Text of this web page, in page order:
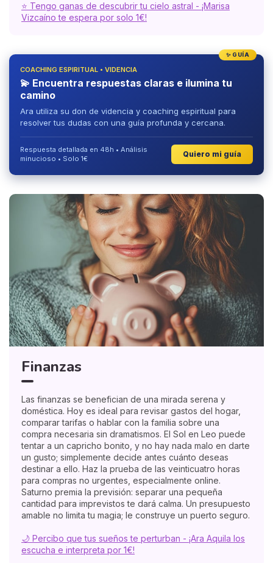
⭐ Tengo ganas de descubrir tu cielo astral - ¡Marisa
Vizcaíno te espera por solo 1€!
✨ GUÍA
COACHING ESPIRITUAL • VIDENCIA
💫 Encuentra respuestas claras e ilumina tu
camino
Ara utiliza su don de videncia y coaching espiritual para
resolver tus dudas con una guía profunda y cercana.
Respuesta detallada en 48h • Análisis
minucioso • Solo 1€
Quiero mi guía
Finanzas
Las finanzas se benefician de una mirada serena y
doméstica. Hoy es ideal para revisar gastos del hogar,
comparar tarifas o hablar con la familia sobre una
compra necesaria sin dramatismos. El Sol en Leo puede
tentar a un capricho bonito, y no hay nada malo en darte
un gusto; simplemente decide antes cuánto deseas
destinar a ello. Haz la prueba de las veinticuatro horas
para compras no urgentes, especialmente online.
Saturno premia la previsión: separar una pequeña
cantidad para imprevistos te dará calma. Un presupuesto
amable no limita tu magia; le construye un puerto seguro.
🌙 Percibo que tus sueños te perturban - ¡Ara Aquila los
escucha e interpreta por 1€!